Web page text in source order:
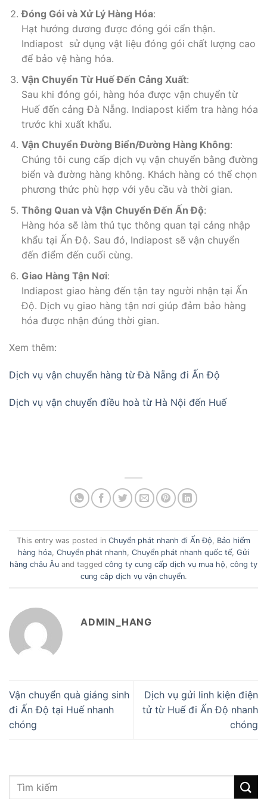
Đóng Gói và Xử Lý Hàng Hóa:
Hạt hướng dương được đóng gói cẩn thận.
Indiapost sử dụng vật liệu đóng gói chất lượng cao
để bảo vệ hàng hóa.
Vận Chuyển Từ Huế Đến Cảng Xuất:
Sau khi đóng gói, hàng hóa được vận chuyển từ
Huế đến cảng Đà Nẵng. Indiapost kiểm tra hàng hóa
trước khi xuất khẩu.
Vận Chuyển Đường Biển/Đường Hàng Không:
Chúng tôi cung cấp dịch vụ vận chuyển bằng đường
biển và đường hàng không. Khách hàng có thể chọn
phương thức phù hợp với yêu cầu và thời gian.
Thông Quan và Vận Chuyển Đến Ấn Độ:
Hàng hóa sẽ làm thủ tục thông quan tại cảng nhập
khẩu tại Ấn Độ. Sau đó, Indiapost sẽ vận chuyển
đến điểm đến cuối cùng.
Giao Hàng Tận Nơi:
Indiapost giao hàng đến tận tay người nhận tại Ấn
Độ. Dịch vụ giao hàng tận nơi giúp đảm bảo hàng
hóa được nhận đúng thời gian.
Xem thêm:
Dịch vụ vận chuyển hàng từ Đà Nẵng đi Ấn Độ
Dịch vụ vận chuyển điều hoà từ Hà Nội đến Huế
This entry was posted in Chuyển phát nhanh đi Ấn Độ
Bảo hiểm
hàng hóa Chuyển phát nhanh Chuyển phát nhanh quốc tế Gửi
hàng châu Âu and tagged công ty cung cấp dịch vụ mua hộ công ty
cung câp dịch vụ vận chuyển.
ADMIN_HANG
Vận chuyển quà giáng sinh
đi Ấn Độ tại Huế nhanh
chóng
Dịch vụ gửi linh kiện điện
tử từ Huế đi Ấn Độ nhanh
chóng